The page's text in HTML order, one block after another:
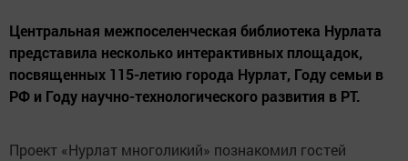
Центральная межпоселенческая библиотека Нурлата
представила несколько интерактивных площадок,
посвященных 115-летию города Нурлат, Году семьи в
РФ и Году научно-технологического развития в РТ.
Проект «Нурлат многоликий» познакомил гостей